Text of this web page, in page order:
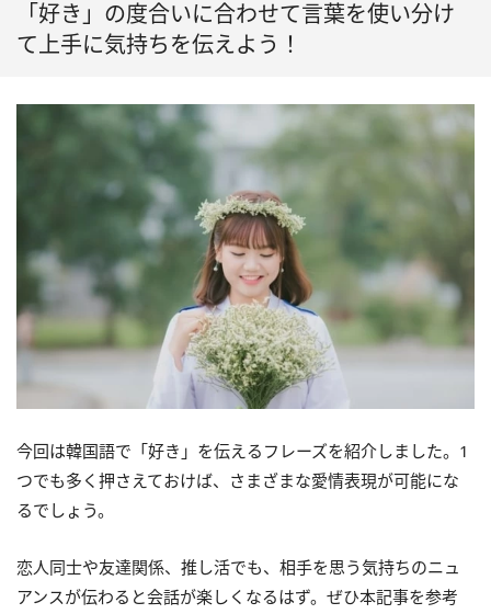
「好き」の度合いに合わせて言葉を使い分け
て上手に気持ちを伝えよう！
今回は韓国語で「好き」を伝えるフレーズを紹介しました。1
つでも多く押さえておけば、さまざまな愛情表現が可能にな
るでしょう。
恋人同士や友達関係、推し活でも、相手を思う気持ちのニュ
アンスが伝わると会話が楽しくなるはず。ぜひ本記事を参考